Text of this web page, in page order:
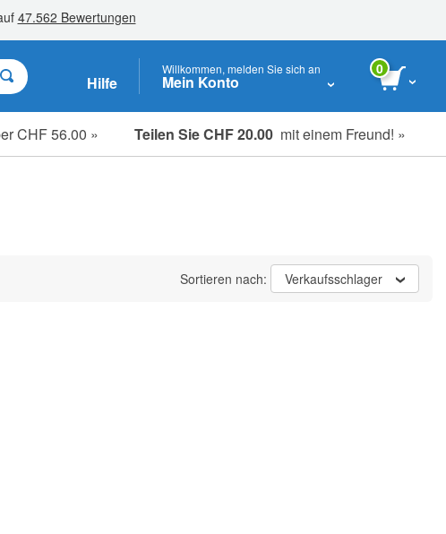
Hilfe
Willkommen, melden Sie sich an
Mein Konto
0
CHF 56.00 » Teilen Sie CHF 20.00 mit einem Freund! »
Sortieren nach: Verkaufsschlager